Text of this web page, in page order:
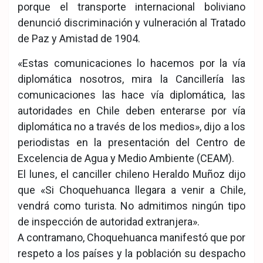
porque el transporte internacional boliviano
denunció discriminación y vulneración al Tratado
de Paz y Amistad de 1904.
«Estas comunicaciones lo hacemos por la vía
diplomática nosotros, mira la Cancillería las
comunicaciones las hace vía diplomática, las
autoridades en Chile deben enterarse por vía
diplomática no a través de los medios», dijo a los
periodistas en la presentación del Centro de
Excelencia de Agua y Medio Ambiente (CEAM).
El lunes, el canciller chileno Heraldo Muñoz dijo
que «Si Choquehuanca llegara a venir a Chile,
vendrá como turista. No admitimos ningún tipo
de inspección de autoridad extranjera».
A contramano, Choquehuanca manifestó que por
respeto a los países y la población su despacho